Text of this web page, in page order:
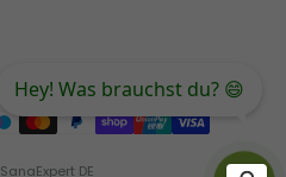
SanaExpert DE
Hey! Was brauchst du? 😄